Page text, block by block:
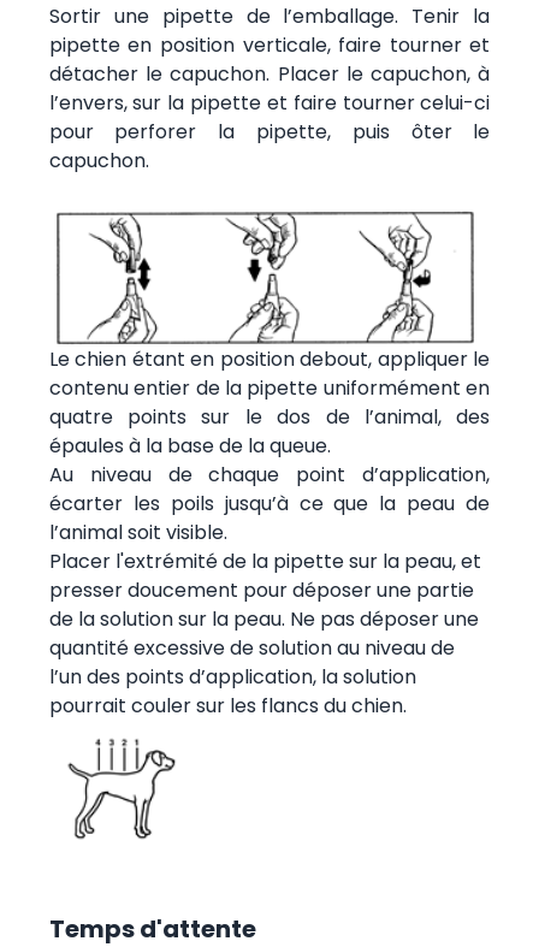
Sortir une pipette de l’emballage. Tenir la
pipette en position verticale, faire tourner et
détacher le capuchon. Placer le capuchon, à
l’envers, sur la pipette et faire tourner celui-ci
pour perforer la pipette, puis ôter le
capuchon.
Le chien étant en position debout, appliquer le
contenu entier de la pipette uniformément en
quatre points sur le dos de l’animal, des
épaules à la base de la queue.
Au niveau de chaque point d’application,
écarter les poils jusqu’à ce que la peau de
l’animal soit visible.
Placer l'extrémité de la pipette sur la peau, et
presser doucement pour déposer une partie
de la solution sur la peau. Ne pas déposer une
quantité excessive de solution au niveau de
l’un des points d’application, la solution
pourrait couler sur les flancs du chien.
Temps d'attente